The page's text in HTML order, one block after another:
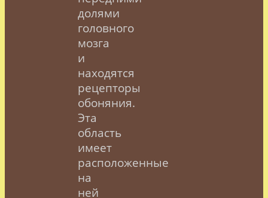
долями
головного
мозга
и
находятся
рецепторы
обоняния.
Эта
область
имеет
расположенные
на
ней